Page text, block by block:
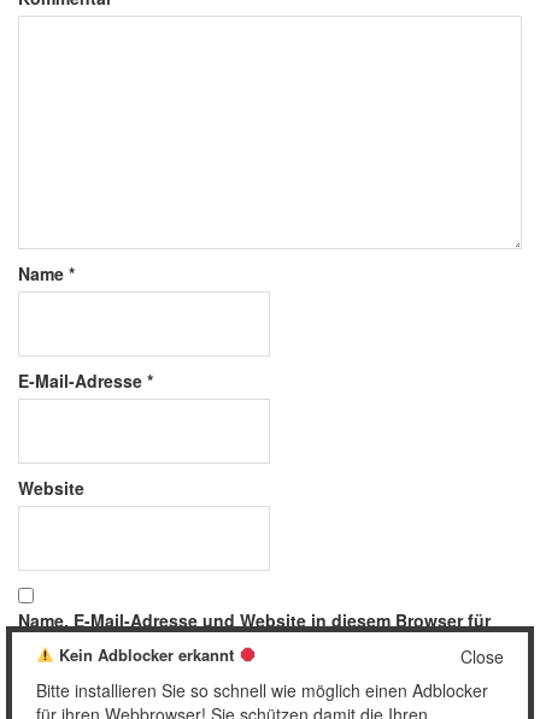
Name *
E-Mail-Adresse *
Website
Name, E-Mail-Adresse und Website in diesem Browser für
meinen nächsten Kommentar speichern.
Close
Kein Adblocker erkannt
Bitte installieren Sie so schnell wie möglich einen Adblocker
für ihren Webbrowser! Sie schützen damit die Ihren